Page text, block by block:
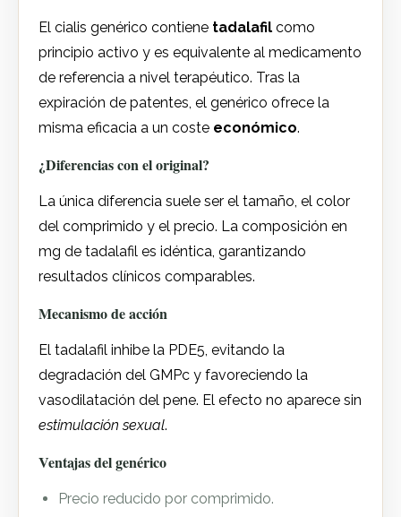
El cialis genérico contiene tadalafil como
principio activo y es equivalente al medicamento
de referencia a nivel terapéutico. Tras la
expiración de patentes, el genérico ofrece la
misma eficacia a un coste económico.
¿Diferencias con el original?
La única diferencia suele ser el tamaño, el color
del comprimido y el precio. La composición en
mg de tadalafil es idéntica, garantizando
resultados clínicos comparables.
Mecanismo de acción
El tadalafil inhibe la PDE5, evitando la
degradación del GMPc y favoreciendo la
vasodilatación del pene. El efecto no aparece sin
estimulación sexual.
Ventajas del genérico
Precio reducido por comprimido.